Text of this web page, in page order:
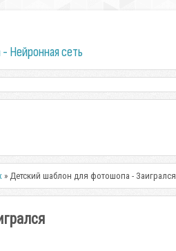
Нейронная сеть
» Детский шаблон для фотошопа - Заигрался